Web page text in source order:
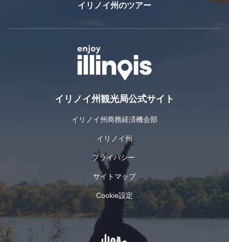
材、
した
を、
的で
は、
フツ
ベー
トレフツガー・ベーカリーを見る
イリノイ州のツアー
イリノイ州観光局公式サイト
イリノイ州商務経済機会部
イリノイ州
プライバシー
サイトマップ
Cookie設定